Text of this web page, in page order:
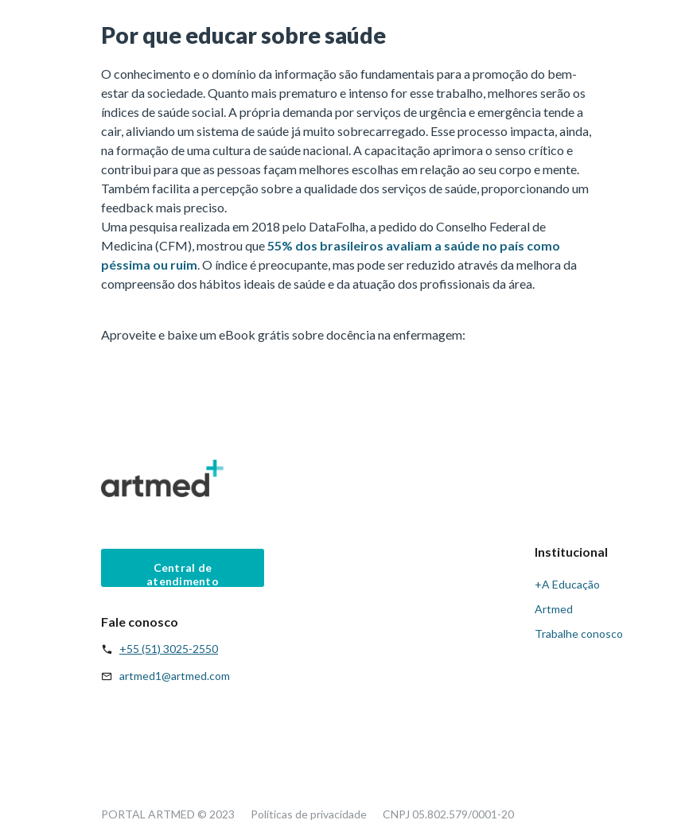
Por que educar sobre saúde
O conhecimento e o domínio da informação são fundamentais para a promoção do bem-
estar da sociedade. Quanto mais prematuro e intenso for esse trabalho, melhores serão os
índices de saúde social. A própria demanda por serviços de urgência e emergência tende a
cair, aliviando um sistema de saúde já muito sobrecarregado. Esse processo impacta, ainda,
na formação de uma cultura de saúde nacional. A capacitação aprimora o senso crítico e
contribui para que as pessoas façam melhores escolhas em relação ao seu corpo e mente.
Também facilita a percepção sobre a qualidade dos serviços de saúde, proporcionando um
feedback mais preciso.
Uma pesquisa realizada em 2018 pelo DataFolha, a pedido do Conselho Federal de
Medicina (CFM), mostrou que55% dos brasileiros avaliam a saúde no país como
péssima ou ruim. O índice é preocupante, mas pode ser reduzido através da melhora da
compreensão dos hábitos ideais de saúde e da atuação dos profissionais da área.
Aproveite e baixe um eBook grátis sobre docência na enfermagem:
Central de
atendimento
Fale conosco
+55 (51) 3025-2550
artmed1@artmed.com
Institucional
+A Educação
Artmed
Trabalhe conosco
PORTAL ARTMED © 2023 Políticas de privacidade CNPJ 05.802.579/0001-20